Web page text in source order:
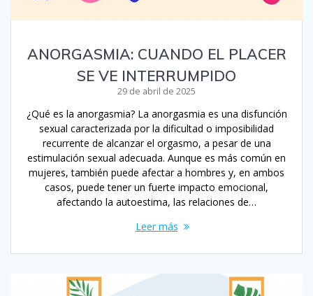
ANORGASMIA: CUANDO EL PLACER
SE VE INTERRUMPIDO
29 de abril de 2025
¿Qué es la anorgasmia? La anorgasmia es una disfunción
sexual caracterizada por la dificultad o imposibilidad
recurrente de alcanzar el orgasmo, a pesar de una
estimulación sexual adecuada. Aunque es más común en
mujeres, también puede afectar a hombres y, en ambos
casos, puede tener un fuerte impacto emocional,
afectando la autoestima, las relaciones de…
Leer más